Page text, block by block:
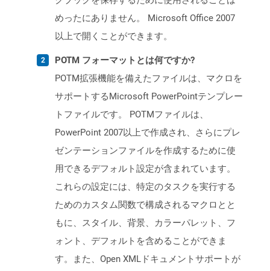
めったにありません。 Microsoft Office 2007
以上で開くことができます。
POTM フォーマットとは何ですか?
POTM拡張機能を備えたファイルは、マクロを
サポートするMicrosoft PowerPointテンプレー
トファイルです。 POTMファイルは、
PowerPoint 2007以上で作成され、さらにプレ
ゼンテーションファイルを作成するために使
用できるデフォルト設定が含まれています。
これらの設定には、特定のタスクを実行する
ためのカスタム関数で構成されるマクロとと
もに、スタイル、背景、カラーパレット、フ
ォント、デフォルトを含めることができま
す。また、Open XMLドキュメントサポートが